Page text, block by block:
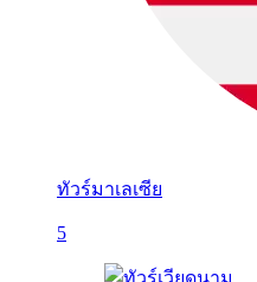
ทัวร์มาเลเซีย
5